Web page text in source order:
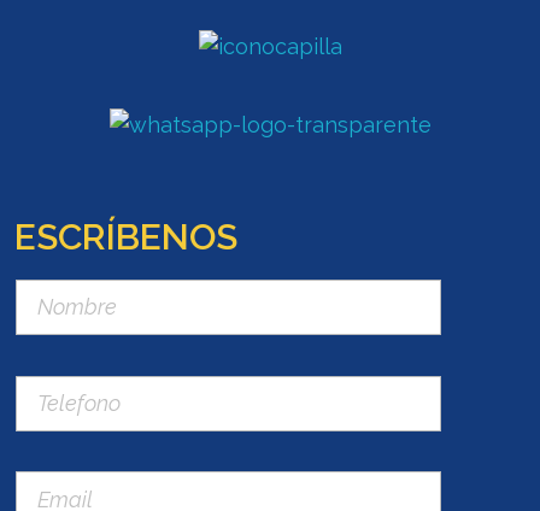
ESCRÍBENOS